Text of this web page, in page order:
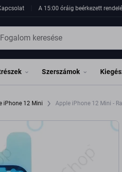
A 15:00 óráig beérkezett
Szerszámok
iPhone 12 Mini Apple iPhone 12 Mini -